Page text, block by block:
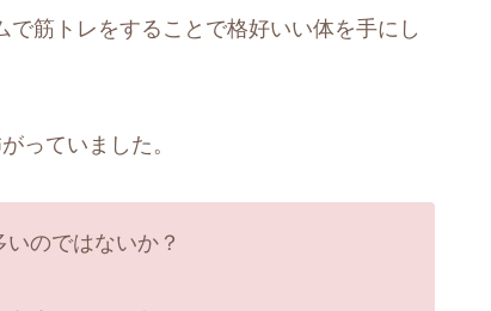
筋トレをすることで格好いい体を手にし
っていました。
のではないか？